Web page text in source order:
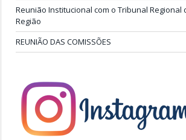
Reunião Institucional com o Tribunal Regional
Região
REUNIÃO DAS COMISSÕES